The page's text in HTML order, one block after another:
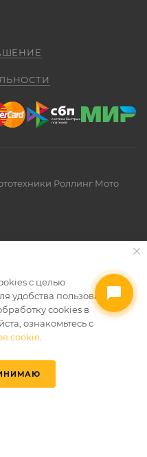
Роллинг Мото
с целью
удобства пользования
сookies в
ознакомьтесь с
cookie